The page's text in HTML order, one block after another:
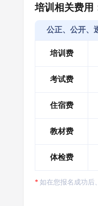
培训相关费用
公正、公开、
培训费
考试费
住宿费
教材费
体检费
如在您报名成功后